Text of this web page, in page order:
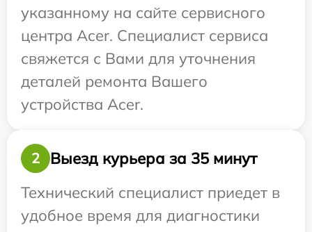
указанному на сайте сервисного
центра Acer. Специалист сервиса
свяжется с Вами для уточнения
деталей ремонта Вашего
устройства Acer.
2
Выезд курьера за 35 минут
Технический специалист приедет в
удобное время для диагностики